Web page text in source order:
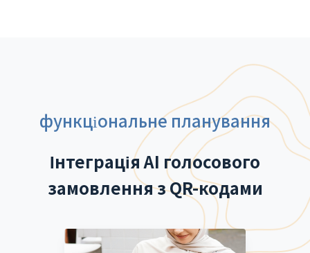
функціональне планування
Інтеграція AI голосового
замовлення з QR-кодами